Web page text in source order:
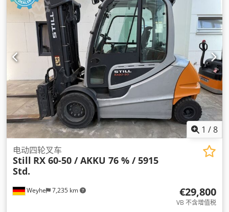
1 /8
Weyhe 7,235 km
电动四轮叉车
Still RX 60-50 / AKKU 76 % / 5915
Std.
€29,800
VB 不含增值税